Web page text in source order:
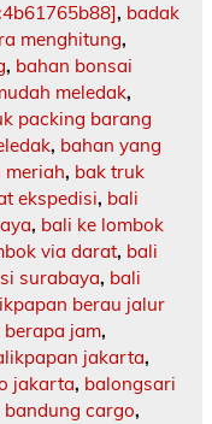
, badak
menghitung,
, bahan bonsai
meledak,
packing barang
, bahan yang
meriah, bak truk
ekspedisi, bali
, bali ke lombok
via darat, bali
surabaya, bali
berau jalur
jam,
jakarta,
jakarta, balongsari
bandung cargo,